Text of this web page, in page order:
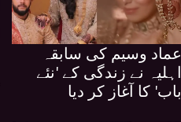
عماد وسیم کی سابقہ
اہلیہ نے زندگی کے 'نئے
باب' کا آغاز کر دیا